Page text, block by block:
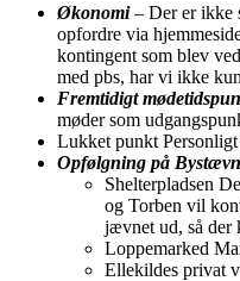
Økonomi– Der er ikke
opfordre via
kontingent som blev
med pbs, har vi ikke
Fremtidigt
møder som
Lukket punkt
Opfølgning på
Shelterpladsen
og Torben vil
jævnet ud, så der
Loppemarked
Ellekildes privat